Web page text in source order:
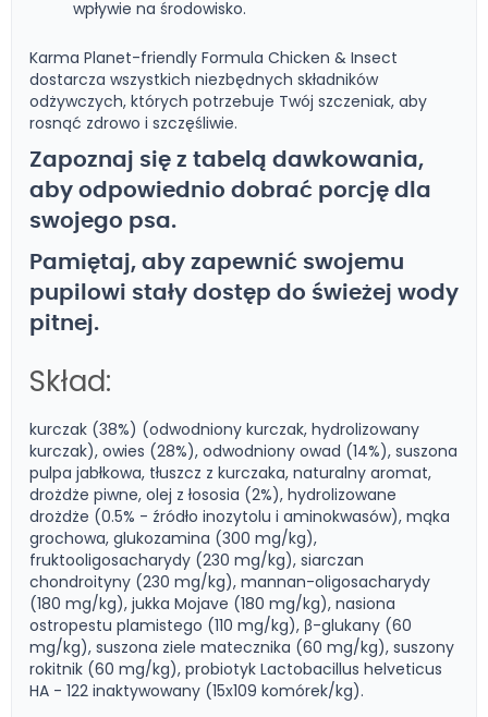
wpływie na środowisko.
Karma Planet-friendly Formula Chicken & Insect
dostarcza wszystkich niezbędnych składników
odżywczych, których potrzebuje Twój szczeniak, aby
rosnąć zdrowo i szczęśliwie.
Zapoznaj się z tabelą dawkowania,
aby odpowiednio dobrać porcję dla
swojego psa.
Pamiętaj, aby zapewnić swojemu
pupilowi stały dostęp do świeżej wody
pitnej.
Skład:
kurczak (38%) (odwodniony kurczak, hydrolizowany
kurczak), owies (28%), odwodniony owad (14%), suszona
pulpa jabłkowa, tłuszcz z kurczaka, naturalny aromat,
drożdże piwne, olej z łososia (2%), hydrolizowane
drożdże (0.5% - źródło inozytolu i aminokwasów), mąka
grochowa, glukozamina (300 mg/kg),
fruktooligosacharydy (230 mg/kg), siarczan
chondroityny (230 mg/kg), mannan-oligosacharydy
(180 mg/kg), jukka Mojave (180 mg/kg), nasiona
ostropestu plamistego (110 mg/kg), β-glukany (60
mg/kg), suszona ziele matecznika (60 mg/kg), suszony
rokitnik (60 mg/kg), probiotyk Lactobacillus helveticus
HA - 122 inaktywowany (15x109 komórek/kg).